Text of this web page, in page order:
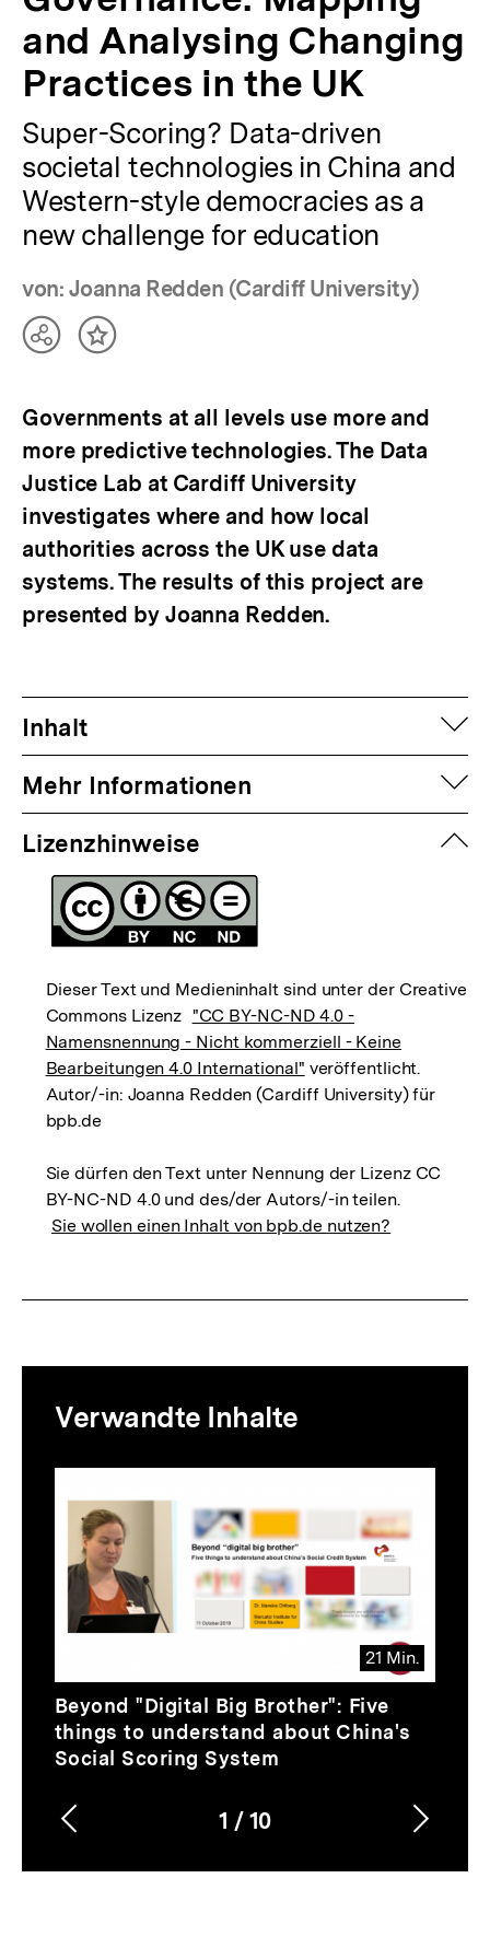
and Analysing Changing
Practices in the UK
Super-Scoring? Data-driven
societal technologies in China and
Western-style democracies as a
new challenge for education
von: Joanna Redden (Cardiff University)
TeilenInhalt
Governments at all levels use more and
more predictive technologies. The Data
Justice Lab at Cardiff University
investigates where and how local
authorities across the UK use data
systems. The results of this project are
presented by Joanna Redden.
Inhalt
Mehr Informationen
Lizenzhinweise
Dieser Text und Medieninhalt sind unter der Creative
Commons Lizenz "CC BY-NC-ND 4.0 -
Namensnennung - Nicht kommerziell - Keine
Bearbeitungen 4.0 International" veröffentlicht.
Autor/-in: Joanna Redden (Cardiff University) für
bpb.de
Sie dürfen den Text unter Nennung der Lizenz CC
BY-NC-ND 4.0 und des/der Autors/-in teilen.
Sie wollen einen Inhalt von bpb.de nutzen?
zur
Thematik
Verwandte Inhalte
überspringen
21 Min.
Video
Dauer
21
Min.
Beyond "Digital Big Brother": Five
things to understand about China's
Social Scoring System
Karussellinhalt
1
von
/ 10
Vorherigen
Inhalt
Inhalt